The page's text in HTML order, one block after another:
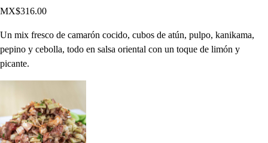
MX$316.00
Un mix fresco de camarón cocido, cubos de atún, pulpo, kanikama,
pepino y cebolla, todo en salsa oriental con un toque de limón y
picante.